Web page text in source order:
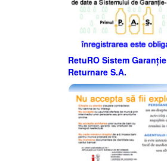
RetuRO Sistem Garanție
Returnare S.A.